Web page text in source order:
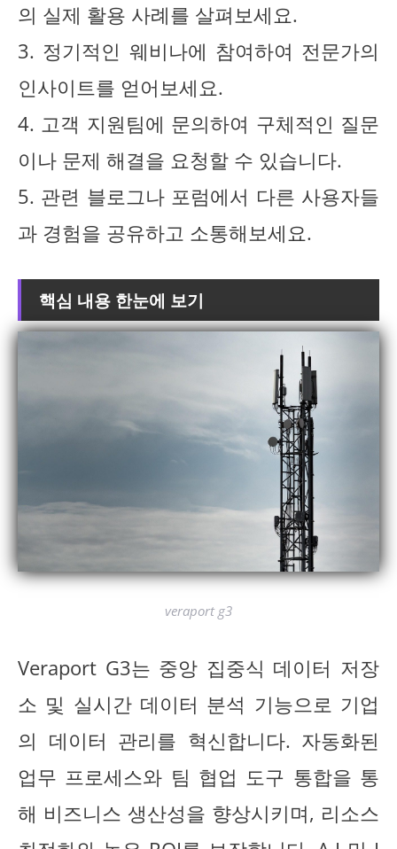
의 실제 활용 사례를 살펴보세요.
3. 정기적인 웨비나에 참여하여 전문가의
인사이트를 얻어보세요.
4. 고객 지원팀에 문의하여 구체적인 질문
이나 문제 해결을 요청할 수 있습니다.
5. 관련 블로그나 포럼에서 다른 사용자들
과 경험을 공유하고 소통해보세요.
핵심 내용 한눈에 보기
veraport g3
Veraport G3는 중앙 집중식 데이터 저장
소 및 실시간 데이터 분석 기능으로 기업
의 데이터 관리를 혁신합니다. 자동화된
업무 프로세스와 팀 협업 도구 통합을 통
해 비즈니스 생산성을 향상시키며, 리소스